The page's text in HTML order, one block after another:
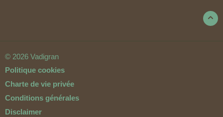
© 2026 Vadigran
Politique cookies
Charte de vie privée
Conditions générales
Disclaimer